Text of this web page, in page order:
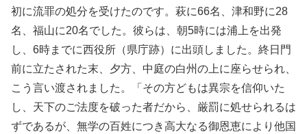
初に流罪の処分を受けたのです。萩に66名、津和野に28
名、福山に20名でした。彼らは、朝5時には浦上を出発
し、6時までに西役所（県庁跡）に出頭しました。終日門
前に立たされた末、夕方、中庭の白州の上に座らせられ、
こう言い渡されました。「その方どもは異宗を信仰いた
し、天下のご法度を破った者だから、厳罰に処せられるは
ずであるが、無学の百姓につき高大なる御恩恵により他国